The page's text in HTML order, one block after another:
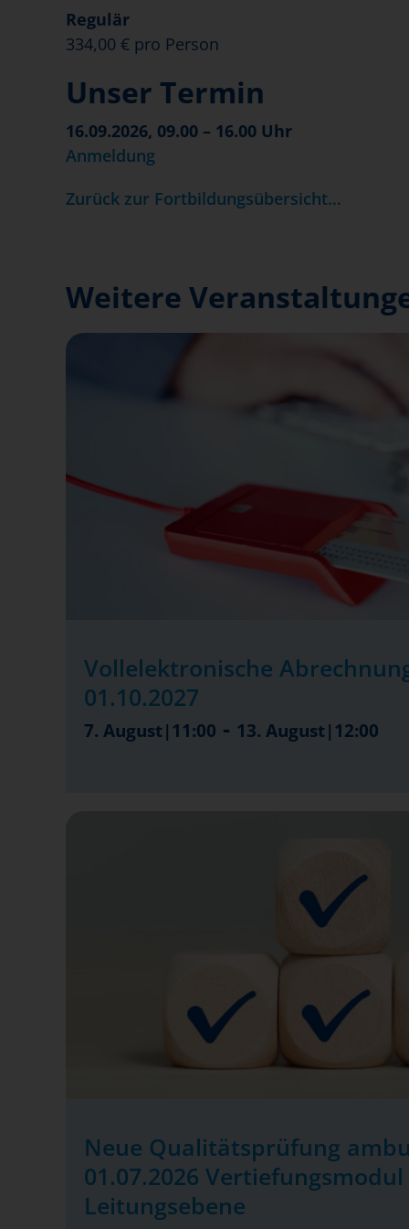
Regulär
334,00 € pro Person
Unser Termin
16.09.2026, 09.00 – 16.00 Uhr
Anmeldung
Zurück zur Fortbildungsübersicht…
Weitere
Vollelektronische
01.10.2027
7. August|11:00 - 13. August|12:00
Neue Qualitätsprüfung
01.07.2026 Vertiefungsmodul
Leitungsebene